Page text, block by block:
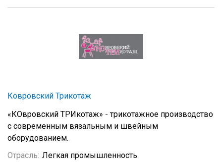
Ковровский Трикотаж
«КОвровский ТРИкотаж» - трикотажное производство
с современным вязальным и швейным
оборудованием.
Отрасль: Легкая промышленность